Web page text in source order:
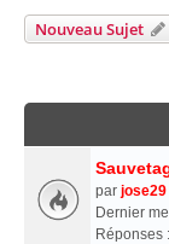
Nouveau Sujet
par jose29
Dernier
Réponses :